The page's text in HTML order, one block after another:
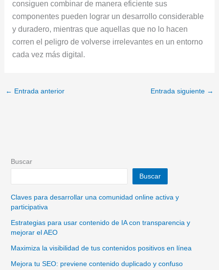
consiguen combinar de manera eficiente sus
componentes pueden lograr un desarrollo considerable
y duradero, mientras que aquellas que no lo hacen
corren el peligro de volverse irrelevantes en un entorno
cada vez más digital.
← Entrada anterior Entrada siguiente →
Buscar
Buscar
Claves para desarrollar una comunidad online activa y
participativa
Estrategias para usar contenido de IA con transparencia y
mejorar el AEO
Maximiza la visibilidad de tus contenidos positivos en línea
Mejora tu SEO: previene contenido duplicado y confuso